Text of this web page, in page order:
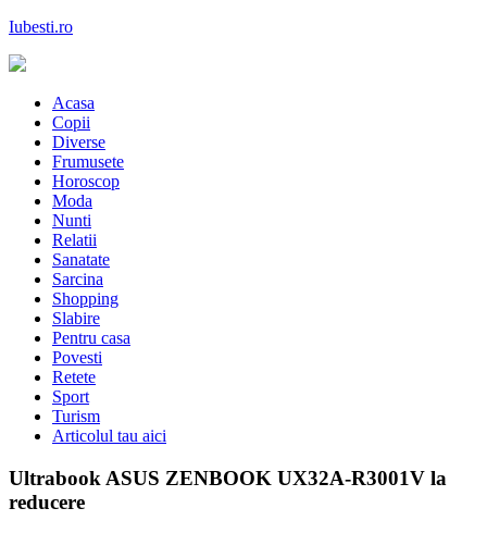
Skip
content
Iubesti.ro
astazi
Acasa
Copii
Diverse
Frumusete
Horoscop
Moda
Nunti
Relatii
Sanatate
Sarcina
Shopping
Slabire
Pentru casa
Povesti
Retete
Sport
Turism
Articolul tau aici
Ultrabook ASUS ZENBOOK UX32A-R3001V la
reducere